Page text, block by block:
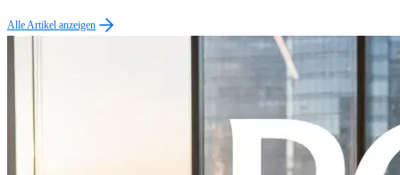
Alle Artikel anzeigen